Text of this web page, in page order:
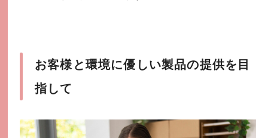
お客様と環境に優しい製品の提供を目
指して